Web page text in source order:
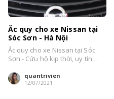
Ắc quy cho xe Nissan tại
Sóc Sơn - Hà Nội
Ắc quy cho xe Nissan tại Sóc
Sơn - Cứu hộ kịp thời, uy tín
quantrivien
12/07/2021